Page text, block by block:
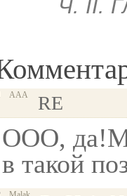
Ч. II.
ААА RE
ООО,
в такой